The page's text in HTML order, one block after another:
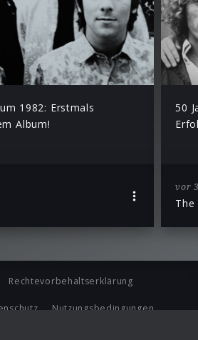
1982: Erstmals
Album!
50
vor
The
Rechtevorbehaltserklärung
Nutzungsbedingungen